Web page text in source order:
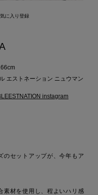
に入り登録
エストネーション ニュウマン
instagram
のセットアップが、今年もア
素材を使用し、程よいハリ感